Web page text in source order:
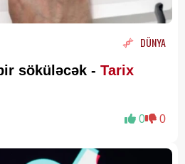
DÜNYA
söküləcək - Tarix
0 0